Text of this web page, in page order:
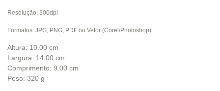
Resolução: 300dpi
Formatos: JPG, PNG, PDF ou Vetor (Corel/Photoshop)
Altura: 10.00 cm
Largura: 14.00 cm
Comprimento: 9.00 cm
Peso: 320 g